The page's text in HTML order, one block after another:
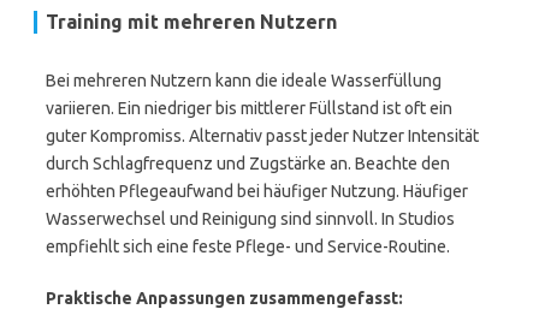
Training mit mehreren Nutzern
Bei mehreren Nutzern kann die ideale Wasserfüllung
variieren. Ein niedriger bis mittlerer Füllstand ist oft ein
guter Kompromiss. Alternativ passt jeder Nutzer Intensität
durch Schlagfrequenz und Zugstärke an. Beachte den
erhöhten Pflegeaufwand bei häufiger Nutzung. Häufiger
Wasserwechsel und Reinigung sind sinnvoll. In Studios
empfiehlt sich eine feste Pflege- und Service-Routine.
Praktische Anpassungen zusammengefasst: